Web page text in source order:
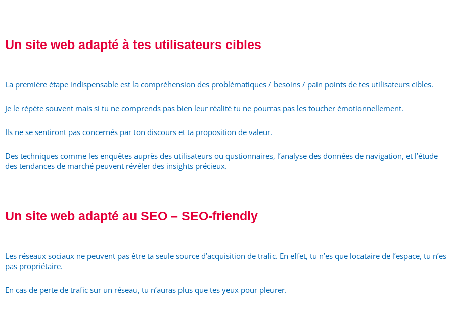
Un site web adapté à tes utilisateurs cibles
La première étape indispensable est la compréhension des problématiques / besoins / pain points de tes utilisateurs cibles.
Je le répète souvent mais si tu ne comprends pas bien leur réalité tu ne pourras pas les toucher émotionnellement.
Ils ne se sentiront pas concernés par ton discours et ta proposition de valeur.
Des techniques comme les enquêtes auprès des utilisateurs ou qustionnaires, l’analyse des données de navigation, et l’étude
des tendances de marché peuvent révéler des insights précieux.
Un site web adapté au SEO – SEO-friendly
Les réseaux sociaux ne peuvent pas être ta seule source d’acquisition de trafic. En effet, tu n’es que locataire de l’espace, tu n’es
pas propriétaire.
En cas de perte de trafic sur un réseau, tu n’auras plus que tes yeux pour pleurer.